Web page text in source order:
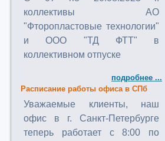
коллективы АО
"Фторопластовые технологии"
и ООО "ТД ФТТ" в
коллективном отпуске
подробнее ...
Расписание работы офиса в СПб
Уважаемые клиенты, наш
офис в г. Санкт-Петербурге
теперь работает с 8:00 по